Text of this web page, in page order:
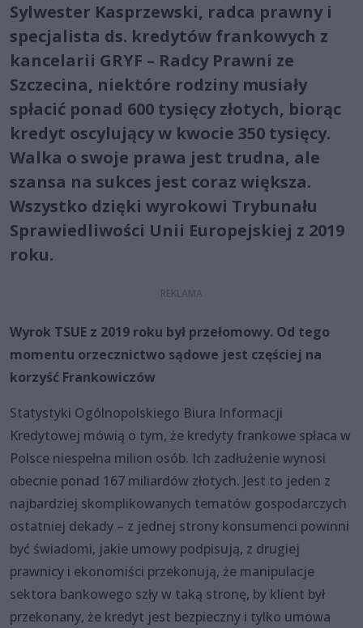
Sylwester Kasprzewski, radca prawny i
specjalista ds. kredytów frankowych z
kancelarii GRYF – Radcy Prawni ze
Szczecina, niektóre rodziny musiały
spłacić ponad 600 tysięcy złotych, biorąc
kredyt oscylujący w kwocie 350 tysięcy.
Walka o swoje prawa jest trudna, ale
szansa na sukces jest coraz większa.
Wszystko dzięki wyrokowi Trybunału
Sprawiedliwości Unii Europejskiej z 2019
roku.
Wyrok TSUE z 2019 roku był przełomowy. Od tego
momentu orzecznictwo sądowe jest częściej na
korzyść Frankowiczów
Statystyki Ogólnopolskiego Biura Informacji
Kredytowej mówią o tym, że kredyty frankowe spłaca w
Polsce niespełna milion osób. Ich zadłużenie wynosi
obecnie ponad 167 miliardów złotych. Jest to jeden z
najbardziej skomplikowanych tematów gospodarczych
ostatniej dekady – z jednej strony konsumenci powinni
być świadomi, jakie umowy podpisują, z drugiej
prawnicy i ekonomiści przekonują, że manipulacje
sektora bankowego szły w taką stronę, by klient był
przekonany, że kredyt jest bezpieczny i tylko umowa